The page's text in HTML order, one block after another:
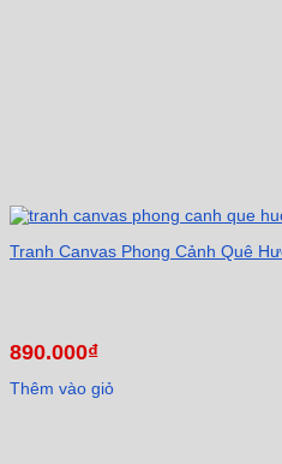
Tranh Canvas Phong Cảnh Quê
890.000₫
Thêm vào giỏ